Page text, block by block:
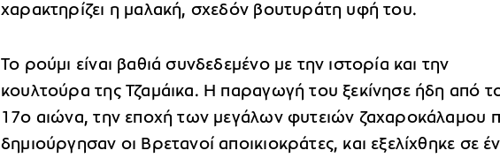
χαρακτηρίζει η μαλακή, σχεδόν βουτυράτη υφή του.
Το ρούμι είναι βαθιά συνδεδεμένο με την ιστορία και την
κουλτούρα της Τζαμάικα. Η παραγωγή του ξεκίνησε ήδη από
17ο αιώνα, την εποχή των μεγάλων φυτειών ζαχαροκάλαμου
δημιούργησαν οι Βρετανοί αποικιοκράτες, και εξελίχθηκε σε